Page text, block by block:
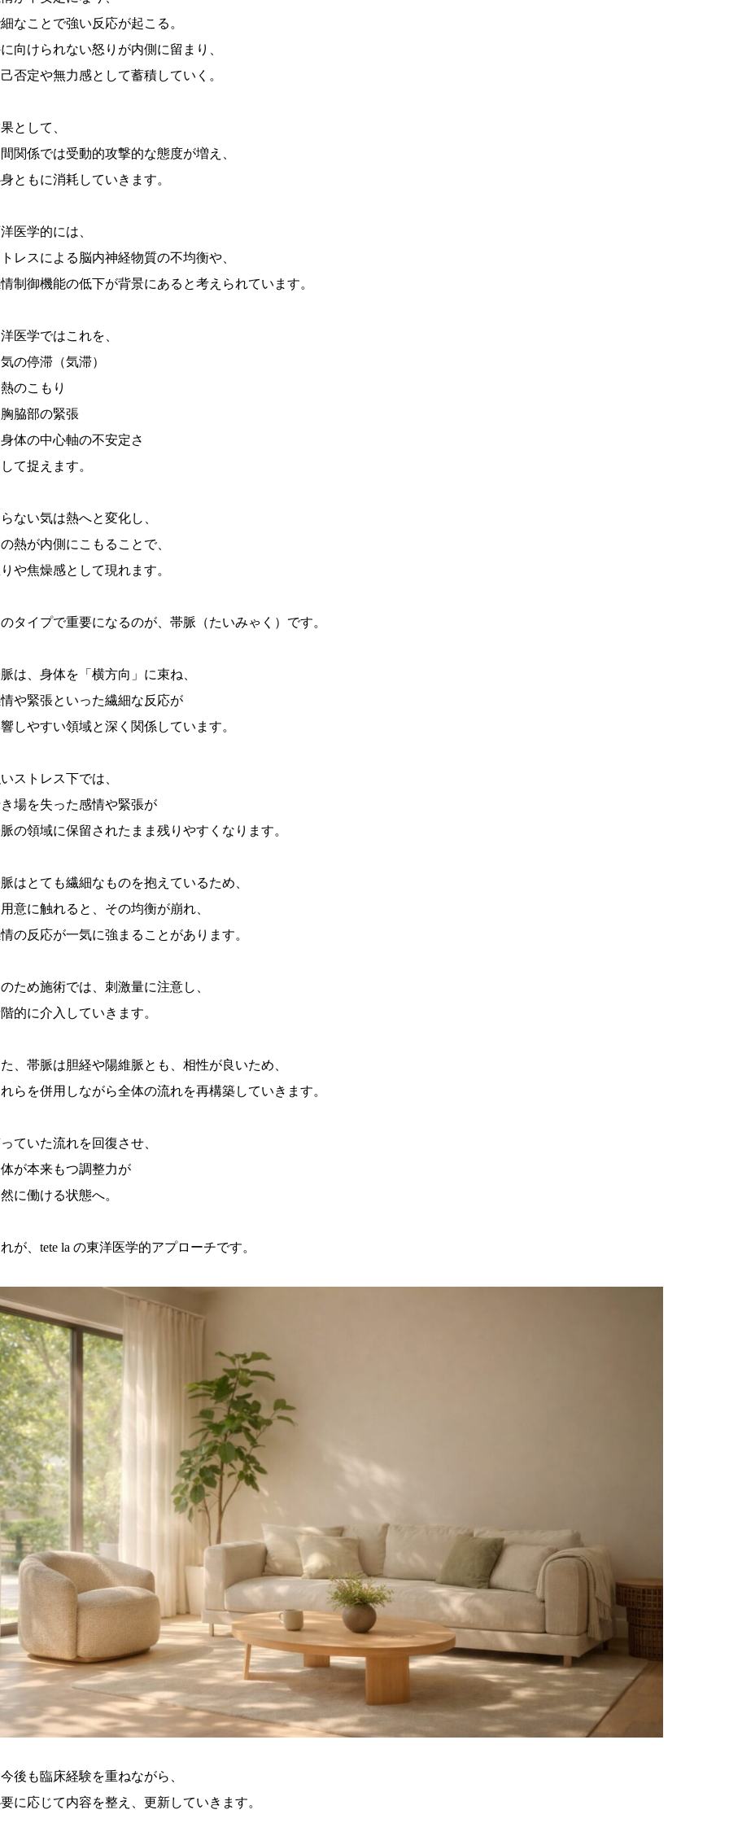
なことで強い反応が起こる。
向けられない怒りが内側に留まり、
否定や無力感として蓄積していく。
として、
関係では受動的攻撃的な態度が増え、
ともに消耗していきます。
医学的には、
レスによる脳内神経物質の不均衡や、
制御機能の低下が背景にあると考えられています。
医学ではこれを、
の停滞（気滞）
のこもり
脇部の緊張
体の中心軸の不安定さ
て捉えます。
ない気は熱へと変化し、
熱が内側にこもることで、
や焦燥感として現れます。
タイプで重要になるのが、帯脈（たいみゃく）です。
は、身体を「横方向」に束ね、
や緊張といった繊細な反応が
しやすい領域と深く関係しています。
ストレス下では、
場を失った感情や緊張が
の領域に保留されたまま残りやすくなります。
はとても繊細なものを抱えているため、
意に触れると、その均衡が崩れ、
の反応が一気に強まることがあります。
ため施術では、刺激量に注意し、
的に介入していきます。
、帯脈は胆経や陽維脈とも、相性が良いため、
らを併用しながら全体の流れを再構築していきます。
ていた流れを回復させ、
が本来もつ調整力が
に働ける状態へ。
が、tete la の東洋医学的アプローチです。
後も臨床経験を重ねながら、
に応じて内容を整え、更新していきます。